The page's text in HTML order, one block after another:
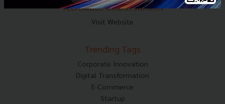
Techsauce Global Summit
Visit Website
Trending Tags
Corporate Innovation
Digital Transformation
E-Commerce
Startup